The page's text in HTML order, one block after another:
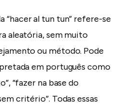
“hacer al tun tun” refere-se
aleatória, sem muito
ou método. Pode
em português como
“fazer na base do
critério”. Todas essas